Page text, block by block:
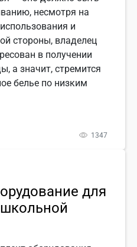
несмотря на
и
стороны, владелец
в получении
а значит, стремится
белье по низким
1347
для